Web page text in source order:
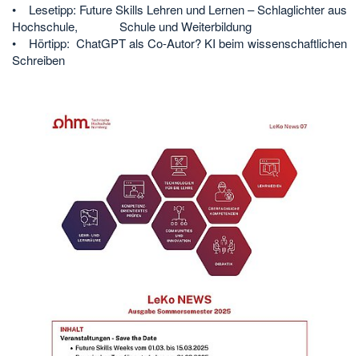
• Lesetipp: Future Skills Lehren und Lernen – Schlaglichter aus
Hochschule, Schule und Weiterbildung
• Hörtipp: ChatGPT als Co-Autor? KI beim wissenschaftlichen
Schreiben